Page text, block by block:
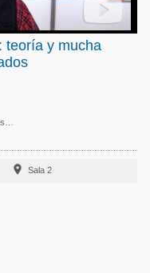
teoría y mucha
 Sala 2